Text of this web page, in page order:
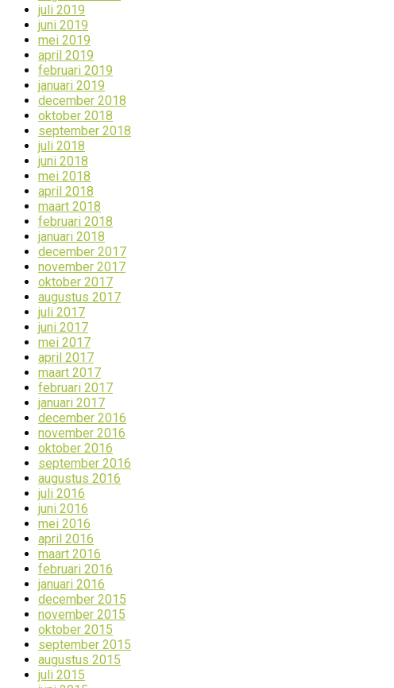
juli 2019
juni 2019
mei 2019
april 2019
februari 2019
januari 2019
december 2018
oktober 2018
september 2018
juli 2018
juni 2018
mei 2018
april 2018
maart 2018
februari 2018
januari 2018
december 2017
november 2017
oktober 2017
augustus 2017
juli 2017
juni 2017
mei 2017
april 2017
maart 2017
februari 2017
januari 2017
december 2016
november 2016
oktober 2016
september 2016
augustus 2016
juli 2016
juni 2016
mei 2016
april 2016
maart 2016
februari 2016
januari 2016
december 2015
november 2015
oktober 2015
september 2015
augustus 2015
juli 2015